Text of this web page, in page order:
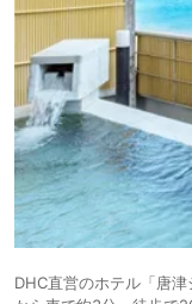
DHC直営のホテル「唐津